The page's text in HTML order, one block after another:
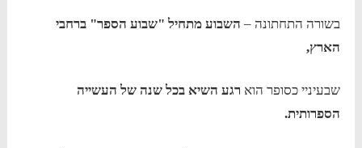
בשורה התחתונה – השבוע מתחיל "שבוע הספר" ברחבי
הארץ,
שבעיניי כסופר הוא רגע השיא בכל שנה של העשייה
הספרותית.